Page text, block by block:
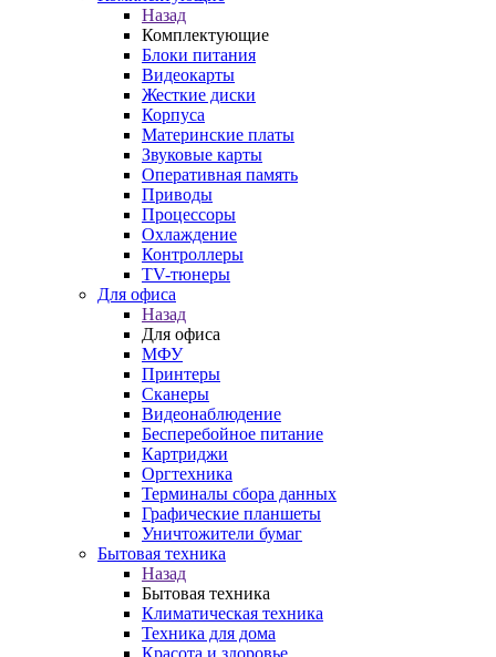
Назад
Комплектующие
Блоки питания
Видеокарты
Жесткие диски
Корпуса
Материнские платы
Звуковые карты
Оперативная память
Приводы
Процессоры
Охлаждение
Контроллеры
TV-тюнеры
Для офиса
Назад
Для офиса
МФУ
Принтеры
Сканеры
Видеонаблюдение
Бесперебойное питание
Картриджи
Оргтехника
Терминалы сбора данных
Графические планшеты
Уничтожители бумаг
Бытовая техника
Назад
Бытовая техника
Климатическая техника
Техника для дома
Красота и здоровье